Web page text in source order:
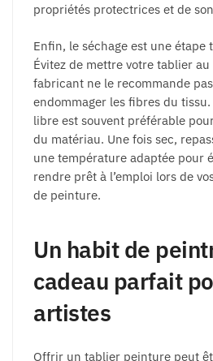
propriétés protectrices et de
Enfin, le séchage est une étape
Évitez de mettre votre tablier
fabricant ne le recommande
endommager les fibres du tissu.
libre est souvent préférable
du matériau. Une fois sec,
une température adaptée pour
rendre prêt à l’emploi lors de
de peinture.
Un habit de
cadeau parfait
artistes
Offrir un tablier peinture peut